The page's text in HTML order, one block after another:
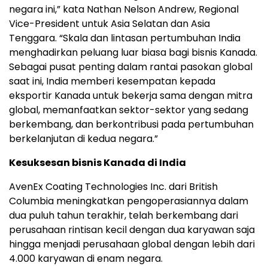
negara ini,” kata Nathan Nelson Andrew, Regional
Vice-President untuk Asia Selatan danAsia
Tenggara. “Skala dan lintasan pertumbuhan India
menghadirkan peluang luar biasa bagi bisnis Kanada.
Sebagai pusat penting dalam rantai pasokan global
saat ini, India memberi kesempatan kepada
eksportir Kanada untuk bekerja sama dengan mitra
global, memanfaatkan sektor-sektor yang sedang
berkembang, dan berkontribusi pada pertumbuhan
berkelanjutan di kedua negara.”
Kesuksesan bisnisKanada di India
AvenEx Coating Technologies Inc. dari British
Columbia meningkatkan pengoperasiannya dalam
dua puluh tahun terakhir, telah berkembang dari
perusahaan rintisan kecil dengan dua karyawan saja
hingga menjadi perusahaan global dengan lebih dari
4.000 karyawan di enam negara.